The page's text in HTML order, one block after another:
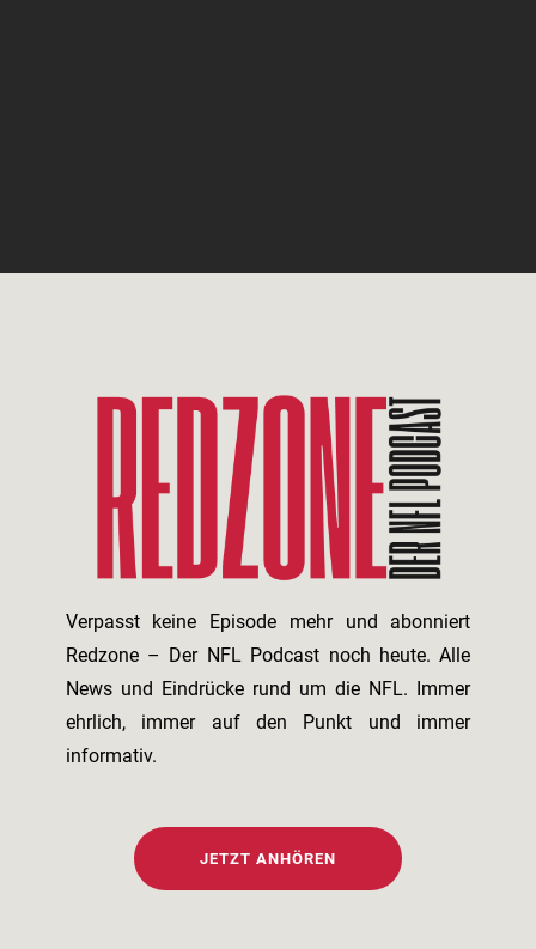
Verpasst keine Episode mehr und abonniert
Redzone – Der NFL Podcast noch heute. Alle
News und Eindrücke rund um die NFL. Immer
ehrlich, immer auf den Punkt und immer
informativ.
JETZT ANHÖREN